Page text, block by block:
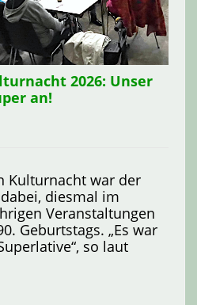
2026: Unser
an!
Kulturnacht war der
diesmal im
Veranstaltungen
Geburtstags. „Es war
so laut